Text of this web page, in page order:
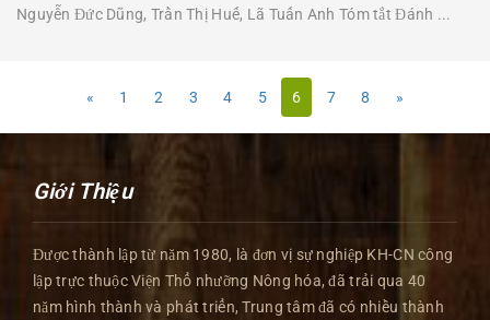
TỈNH THÁI NGUYÊN
Nguyễn Đức Dũng, Trần Thị Huế, Lã Tuấn Anh Tóm tắt Đánh ...
« 1 2 3 4 5 6 7 8 »
Giới Thiệu
Được thành lập từ năm 1980, là đơn vị sự nghiệp KH-CN công
lập trực thuộc Viện Thổ nhưỡng Nông hóa, đã trải qua 40
năm hình thành và phát triển, Trung tâm đã có nhiều thành